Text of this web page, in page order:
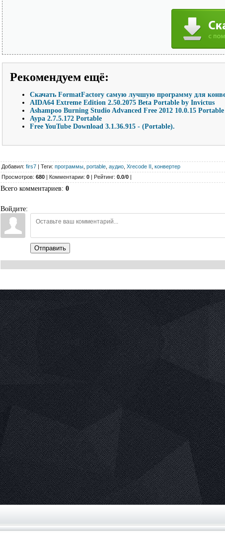
Рекомендуем ещё:
Скачать FormatFactory самую лучшую программу для
AIDA64 Extreme Edition 2.50.2075 Beta Portable by Invictus
Ashampoo Burning Studio Advanced Free 2012 10.0.15 Portable
Аура 2.7.5.172 Portable
Free YouTube Download 3.1.36.915 - (Portable).
Добавил: firs7 | Теги: программы portable аудио Xrecode II конвертер
Просмотров: 680 | Комментарии: 0 | Рейтинг: 0.0/0 |
Всего комментариев: 0
Войдите:
Отправить